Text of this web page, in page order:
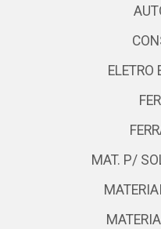
ELETRO
MAT. P/